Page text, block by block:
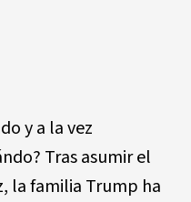
y a la vez
Tras asumir el
la familia Trump ha